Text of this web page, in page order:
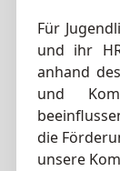
Für
und ihr
anhand
und
die
unsere